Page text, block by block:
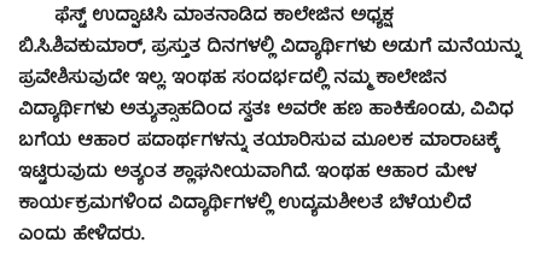
ಫೆಸ್ಟ್ ಉದ್ಘಾಟಿಸಿ ಮಾತನಾಡಿದ ಕಾಲೇಜಿನ ಅಧ್ಯಕ್ಷ
ಬಿ.ಸಿ.ಶಿವಕುಮಾರ್, ಪ್ರಸ್ತುತ ದಿನಗಳಲ್ಲಿ ವಿದ್ಯಾರ್ಥಿಗಳು ಅಡುಗೆ ಮನೆಯನ್ನು
ಪ್ರವೇಶಿಸುವುದೇ ಇಲ್ಲ. ಇಂಥಹ ಸಂದರ್ಭದಲ್ಲಿ ನಮ್ಮ ಕಾಲೇಜಿನ
ವಿದ್ಯಾರ್ಥಿಗಳು ಅತ್ಯುತ್ಸಾಹದಿಂದ ಸ್ವತಃ ಅವರೇ ಹಣ ಹಾಕಿಕೊಂಡು, ವಿವಿಧ
ಬಗೆಯ ಆಹಾರ ಪದಾರ್ಥಗಳನ್ನು ತಯಾರಿಸುವ ಮೂಲಕ ಮಾರಾಟಕ್ಕೆ
ಇಟ್ಟಿರುವುದು ಅತ್ಯಂತ ಶ್ಲಾಘನೀಯವಾಗಿದೆ. ಇಂಥಹ ಆಹಾರ ಮೇಳ
ಕಾರ್ಯಕ್ರಮಗಳಿಂದ ವಿದ್ಯಾರ್ಥಿಗಳಲ್ಲಿ ಉದ್ಯಮಶೀಲತೆ ಬೆಳೆಯಲಿದೆ
ಎಂದು ಹೇಳಿದರು.